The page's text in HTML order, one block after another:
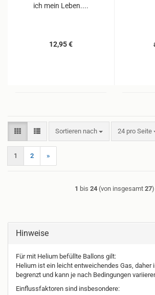
ich mein Leben....
12,95 €
Sortieren nach
Sortieren nach 24 pro Seite
pro Seite
1 2 »
1 bis 24 (von insgesamt 27)
Hinweise
Für mit Helium befüllte Ballons gilt:
Helium ist ein leicht entweichendes Gas, daher
begrenzt und kann je nach Bedingungen
Einflussfaktoren sind insbesondere: